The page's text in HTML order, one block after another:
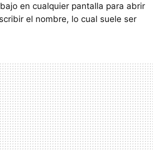
en cualquier pantalla para abrir
el nombre, lo cual suele ser